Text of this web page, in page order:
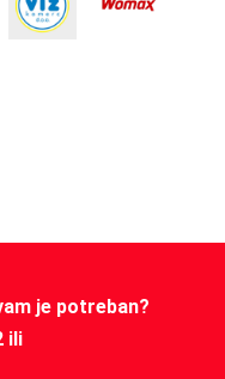
je potreban?
ili